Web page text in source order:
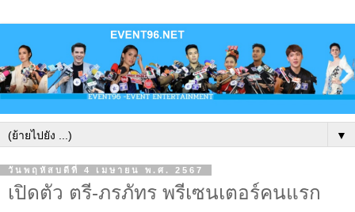
▼
วันพฤหัสบดีที่ 4 เมษายน พ.ศ. 2567
เปิดตัว ตรี-ภรภัทร พรีเซนเตอร์คนแรก